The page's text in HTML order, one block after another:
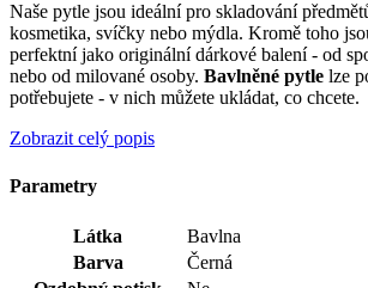
Naše pytle jsou ideální pro skladování
kosmetika, svíčky nebo mýdla. Kromě toho
perfektní jako originální dárkové balení - od
nebo od milované osoby. Bavlněné pytle lze
potřebujete - v nich můžete ukládat, co chcete.
Zobrazit celý popis
Parametry
Látka
Bavlna
Barva
Černá